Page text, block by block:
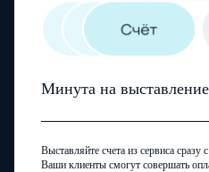
Минута на выставление
Выставляйте счета из сервиса сразу
Ваши клиенты смогут совершать